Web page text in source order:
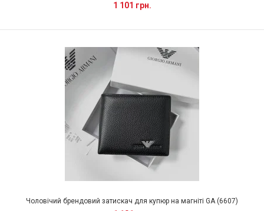
1 101 грн.
Чоловічий брендовий затискач для купюр на магніті GA (6607)